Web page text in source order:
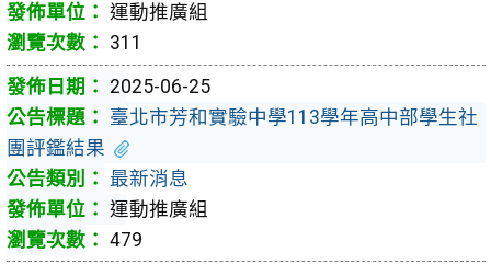
運動推廣組
311
2025-06-25
臺北市芳和實驗中學113學年高中部學生社
團評鑑結果
最新消息
運動推廣組
479